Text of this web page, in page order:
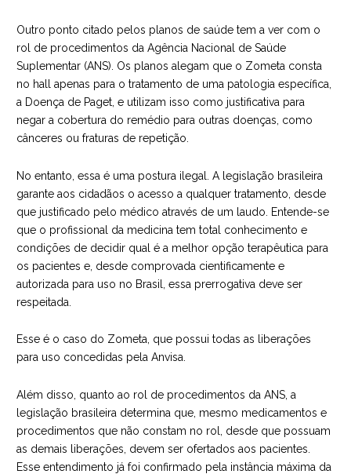
Outro ponto citado pelos planos de saúde tem a ver com o
rol de procedimentos da Agência Nacional de Saúde
Suplementar (ANS). Os planos alegam que o Zometa consta
no hall apenas para o tratamento de uma patologia específica,
a Doença de Paget, e utilizam isso como justificativa para
negar a cobertura do remédio para outras doenças, como
cânceres ou fraturas de repetição.
No entanto, essa é uma postura ilegal. A legislação brasileira
garante aos cidadãos o acesso a qualquer tratamento, desde
que justificado pelo médico através de um laudo. Entende-se
que o profissional da medicina tem total conhecimento e
condições de decidir qual é a melhor opção terapêutica para
os pacientes e, desde comprovada cientificamente e
autorizada para uso no Brasil, essa prerrogativa deve ser
respeitada.
Esse é o caso do Zometa, que possui todas as liberações
para uso concedidas pela Anvisa.
Além disso, quanto ao rol de procedimentos da ANS, a
legislação brasileira determina que, mesmo medicamentos e
procedimentos que não constam no rol, desde que possuam
as demais liberações, devem ser ofertados aos pacientes.
Esse entendimento já foi confirmado pela instância máxima da